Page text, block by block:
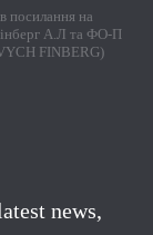
посилання на
А.Л та ФО-П
FINBERG)
news,